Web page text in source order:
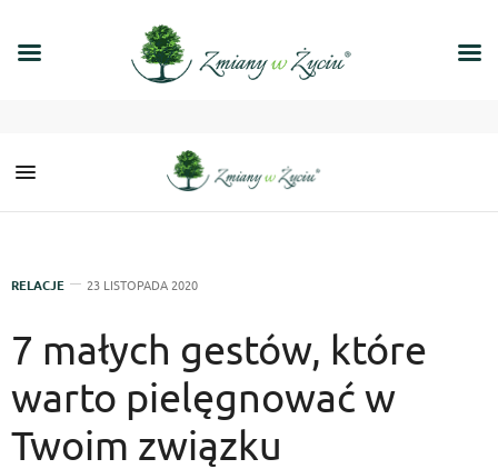
RELACJE 23 LISTOPADA 2020
7 małych gestów, które
warto pielęgnować w
Twoim związku